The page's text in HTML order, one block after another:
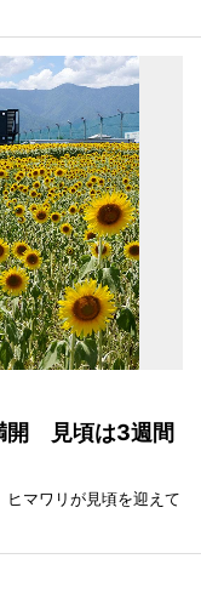
開 見頃は3週間
マワリが見頃を迎えて